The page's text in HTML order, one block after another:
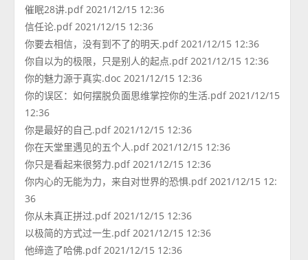
催眠28讲.pdf 2021/12/15 12:36
信任论.pdf 2021/12/15 12:36
你要去相信，没有到不了的明天.pdf 2021/12/15 12:36
你自以为的极限，只是别人的起点.pdf 2021/12/15 12:36
你的魅力源于真实.doc 2021/12/15 12:36
你的误区：如何摆脱负面思维掌控你的生活.pdf 2021/12/15
12:36
你是最好的自己.pdf 2021/12/15 12:36
你在天堂里遇见的五个人.pdf 2021/12/15 12:36
你只是看起来很努力.pdf 2021/12/15 12:36
你内心的无能为力，来自对世界的恐惧.pdf 2021/12/15 12:
36
你从未真正拼过.pdf 2021/12/15 12:36
以极简的方式过一生.pdf 2021/12/15 12:36
他缔造了哈佛.pdf 2021/12/15 12:36